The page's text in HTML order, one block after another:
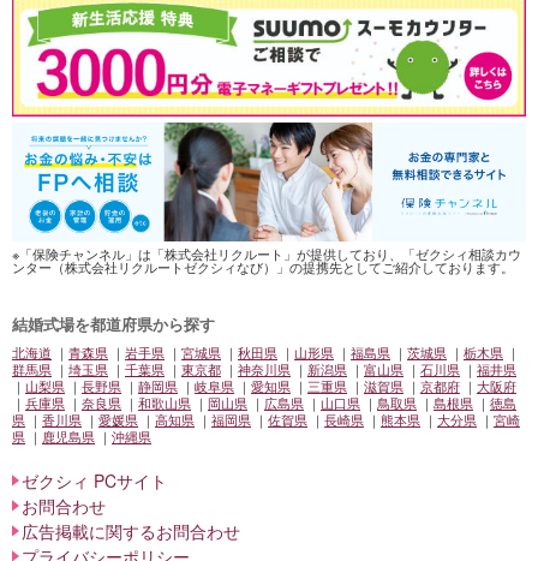
※「保険チャンネル」は「株式会社リクルート」が提供しており、「ゼクシィ相談カウ
ンター（株式会社リクルートゼクシィなび）」の提携先としてご紹介しております。
結婚式場を都道府県から探す
北海道 青森県 岩手県 宮城県 秋田県 山形県 福島県 茨城県
栃木県
群馬県
埼玉県 千葉県 東京都 神奈川県 新潟県 富山県 石川県
福井県
山梨県
長野県 静岡県 岐阜県 愛知県 三重県 滋賀県 京都府
大阪府
兵庫県
奈良県 和歌山県 岡山県 広島県 山口県 鳥取県 島根県
徳島
県
香川県 愛媛県 高知県 福岡県 佐賀県 長崎県 熊本県 大分県
宮崎
県
鹿児島県 沖縄県
ゼクシィ PCサイト
お問合わせ
広告掲載に関するお問合わせ
プライバシーポリシー